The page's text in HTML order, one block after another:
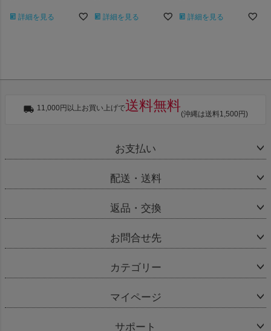
詳細を見る 詳細を見る 詳細を見る
11,000円以上お買い上げで送料無料
(沖縄は送料1,500円)
お支払い
配送・送料
返品・交換
お問合せ先
カテゴリー
マイページ
サポート